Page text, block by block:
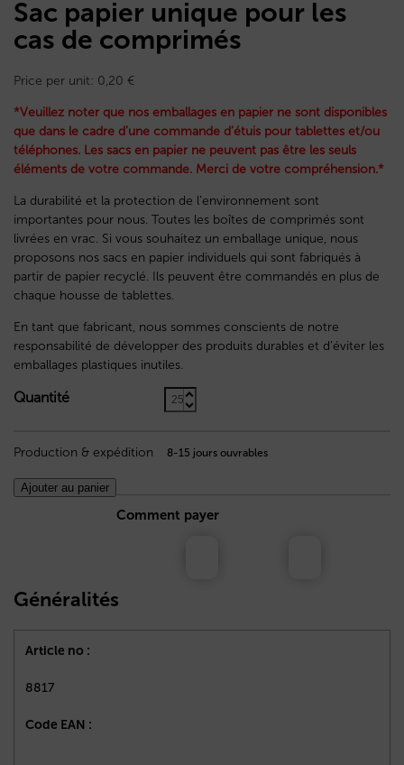
Sac papier unique pour les
cas de comprimés
Price per unit: 0,20 €
*Veuillez noter que nos emballages en papier ne sont disponibles
que dans le cadre d’une commande d’étuis pour tablettes et/ou
téléphones. Les sacs en papier ne peuvent pas être les seuls
éléments de votre commande. Merci de votre compréhension.*
La durabilité et la protection de l’environnement sont
importantes pour nous. Toutes les boîtes de comprimés sont
livrées en vrac. Si vous souhaitez un emballage unique, nous
proposons nos sacs en papier individuels qui sont fabriqués à
partir de papier recyclé. Ils peuvent être commandés en plus de
chaque housse de tablettes.
En tant que fabricant, nous sommes conscients de notre
responsabilité de développer des produits durables et d’éviter les
emballages plastiques inutiles.
Quantité
Production & expédition 8-15 jours ouvrables
Ajouter au panier
Comment payer
Généralités
Article no :
8817
Code EAN :